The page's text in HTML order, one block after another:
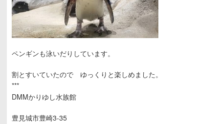
ペンギンも泳いだりしています。
割とすいていたので ゆっくりと楽しめました。
***
DMMかりゆし水族館
豊見城市豊崎3-35